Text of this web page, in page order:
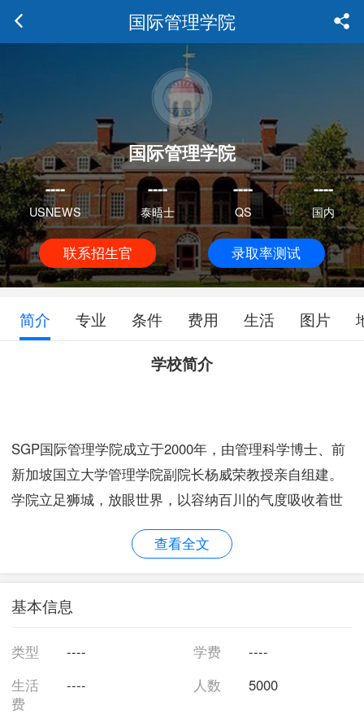
国际管理学院
国际管理学院
----
USNEWS
----
泰晤士
----
QS
----
国内
联系招生官 录取率测试
简介 专业 条件 费用 生活 图片
学校简介
SGP国际管理学院成立于2000年，由管理科学博士、前
新加坡国立大学管理学院副院长杨威荣教授亲自组建。
学院立足狮城，放眼世界，以容纳百川的气度吸收着世
界上最新的管理知识、经营理念和实践成果；以特有的
热情和责任感为全球各地的知识追求者、管理技能提升
府、学术机构、政府组织和各类企业的大力支持。尤其
在医院管理培训和咨询行业内享有盛誉。迄今为止，学
院成功承办各类短期培训近200届, 为近万名来自中国各
查看全文
基本信息
类型 ---- 学费
----
生活
费
---- 人数 5000